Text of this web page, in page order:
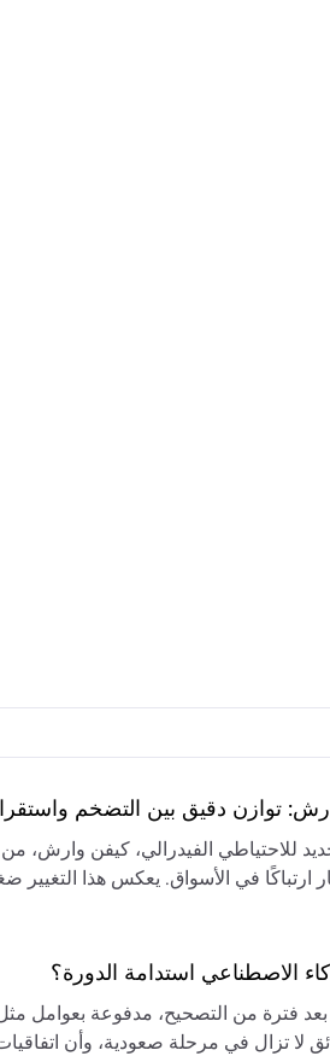
توازن دقيق بين التضخم
للاحتياطي الفيدرالي، كيفن وارش،
ارتباكًا في الأسواق. يعكس هذا التغيير
في الشرق الأوسط، التي تقيد
السوق.
الاصطناعي استدامة الدورة؟
فترة من التصحيح، مدفوعة بعوامل
لا تزال في مرحلة صعودية، وأن